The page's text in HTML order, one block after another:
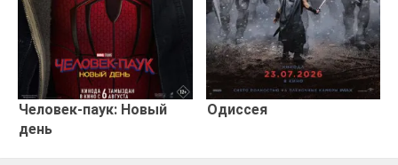
Человек-паук: Новый
день
Одиссея